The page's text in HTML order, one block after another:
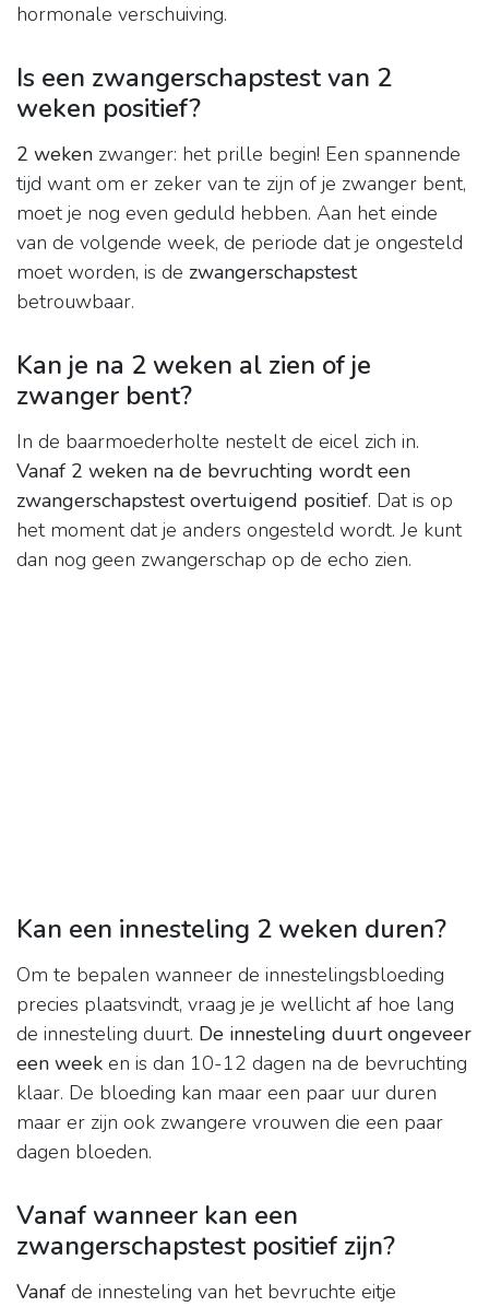
hormonale verschuiving.
Is een zwangerschapstest van 2
weken positief?
2 weken zwanger: het prille begin! Een spannende
tijd want om er zeker van te zijn of je zwanger bent,
moet je nog even geduld hebben. Aan het einde
van de volgende week, de periode dat je ongesteld
moet worden, is de zwangerschapstest
betrouwbaar.
Kan je na 2 weken al zien of je
zwanger bent?
In de baarmoederholte nestelt de eicel zich in.
Vanaf 2 weken na de bevruchting wordt een
zwangerschapstest overtuigend positief. Dat is op
het moment dat je anders ongesteld wordt. Je kunt
dan nog geen zwangerschap op de echo zien.
Kan een innesteling 2 weken duren?
Om te bepalen wanneer de innestelingsbloeding
precies plaatsvindt, vraag je je wellicht af hoe lang
de innesteling duurt. De innesteling duurt ongeveer
een week en is dan 10-12 dagen na de bevruchting
klaar. De bloeding kan maar een paar uur duren
maar er zijn ook zwangere vrouwen die een paar
dagen bloeden.
Vanaf wanneer kan een
zwangerschapstest positief zijn?
Vanaf de innesteling van het bevruchte eitje